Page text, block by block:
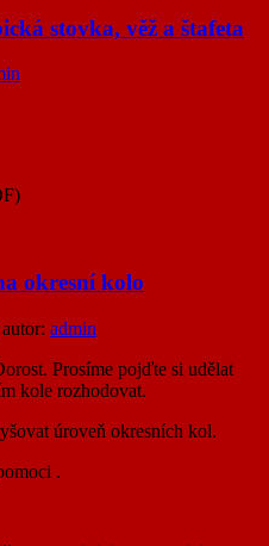
stovka, věž a štafeta
okresní kolo
autor: admin
Prosíme pojďte si udělat
kole rozhodovat.
úroveň okresních kol.
.